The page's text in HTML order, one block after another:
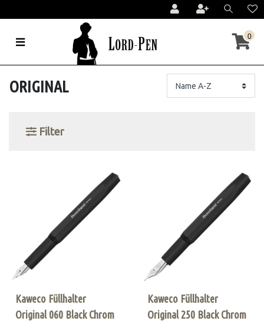
0
ORIGINAL
Filter
Kaweco Füllhalter
Original 060 Black Chrom
Kaweco Füllhalter
Original 250 Black Chrom